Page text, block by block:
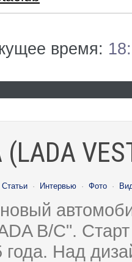
время:
Статьи · Интервью · Фото ·
B/C".
года. Над